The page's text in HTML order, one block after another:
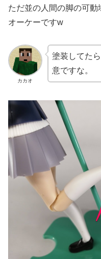
ただ並の人間の脚の可
オーケーですw
カカオ
塗装してた
意ですな。